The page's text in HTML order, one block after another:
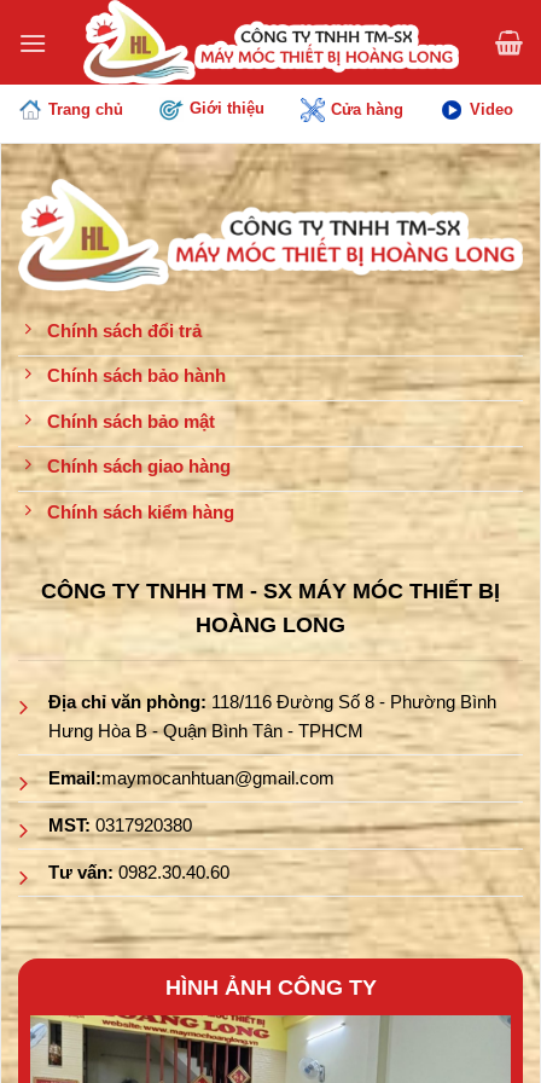
đến
dung Trang chủ Giới thiệu Cửa hàng Video
Chính sách đổi trả
Chính sách bảo hành
Chính sách bảo mật
Chính sách giao hàng
Chính sách kiểm hàng
CÔNG TY TNHH TM - SX MÁY MÓC THIẾT BỊ
HOÀNG LONG
Địa chỉ văn phòng: 118/116 Đường Số 8 - Phường Bình
Hưng Hòa B - Quận Bình Tân - TPHCM
Email:maymocanhtuan@gmail.com
MST:0317920380
Tư vấn:0982.30.40.60
HÌNH ẢNH CÔNG TY